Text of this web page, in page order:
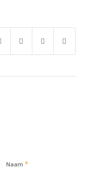
Naam *